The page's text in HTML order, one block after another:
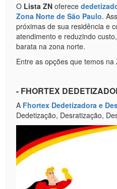
O Lista ZN oferece
Zona Norte de São Paulo.
próximas de sua residência e
atendimento e reduzindo
barata na zona norte.
Entre as opções que temos
- FHORTEX
A Fhortex Dedetizadora e
Dedetização, Desratização,